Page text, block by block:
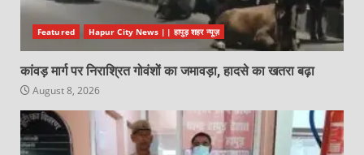
Featured Hapur City News || हापुड़ शहर न्यूज़
कांवड़ मार्ग पर निराश्रित गोवंशों का जमावड़ा, हादसे का खतरा बढ़ा
August 8, 2026